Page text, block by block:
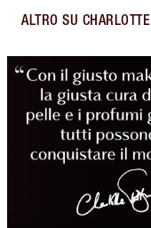
ALTRO SU CHARLOTTE